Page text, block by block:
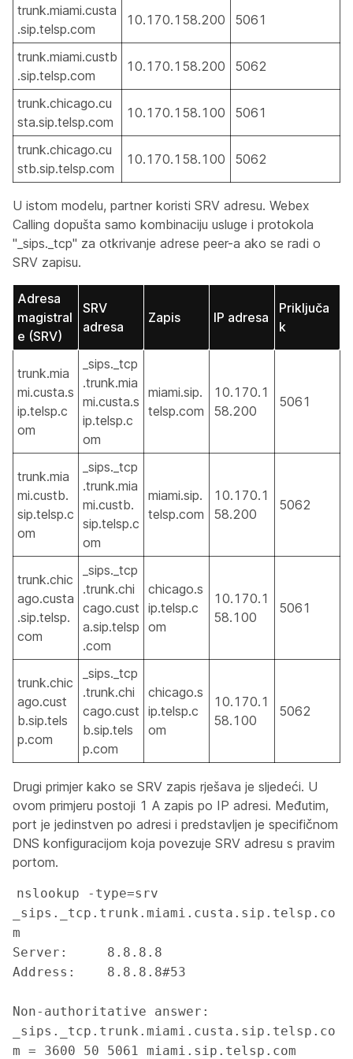
trunk.miami.custa
.sip.telsp.com
10.170.158.200 5061
trunk.miami.custb
.sip.telsp.com
10.170.158.200 5062
trunk.chicago.cu
sta.sip.telsp.com
10.170.158.100 5061
trunk.chicago.cu
stb.sip.telsp.com
10.170.158.100 5062
U istom modelu, partner koristi SRV adresu. Webex
Calling dopušta samo kombinaciju usluge i protokola
"_sips._tcp" za otkrivanje adrese peer-a ako se radi o
SRV zapisu.
Adresa
magistral
e (SRV)
SRV
adresa
Zapis IP adresa
Priključa
k
trunk.mia
mi.custa.s
ip.telsp.c
om
_sips._tcp
.trunk.mia
mi.custa.s
ip.telsp.c
om
miami.sip.
telsp.com
10.170.1
58.200
5061
trunk.mia
mi.custb.
sip.telsp.c
om
_sips._tcp
.trunk.mia
mi.custb.
sip.telsp.c
om
miami.sip.
telsp.com
10.170.1
58.200
5062
trunk.chic
ago.custa
.sip.telsp.
com
_sips._tcp
.trunk.chi
cago.cust
a.sip.telsp
.com
chicago.s
ip.telsp.c
om
10.170.1
58.100
5061
trunk.chic
ago.cust
b.sip.tels
p.com
_sips._tcp
.trunk.chi
cago.cust
b.sip.tels
p.com
chicago.s
ip.telsp.c
om
10.170.1
58.100
5062
Drugi primjer kako se SRV zapis rješava je sljedeći. U
ovom primjeru postoji 1 A zapis po IP adresi. Međutim,
port je jedinstven po adresi i predstavljen je specifičnom
DNS konfiguracijom koja povezuje SRV adresu s pravim
portom.
nslookup -type=srv
_sips._tcp.trunk.miami.custa.sip.telsp.co
m
Server:		8.8.8.8
Address:	8.8.8.8#53
Non-authoritative answer:
_sips._tcp.trunk.miami.custa.sip.telsp.co
m = 3600 50 5061 miami.sip.telsp.com